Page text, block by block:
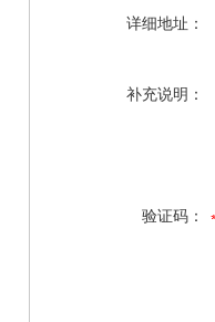
详细地址：
补充说明：
验证码：